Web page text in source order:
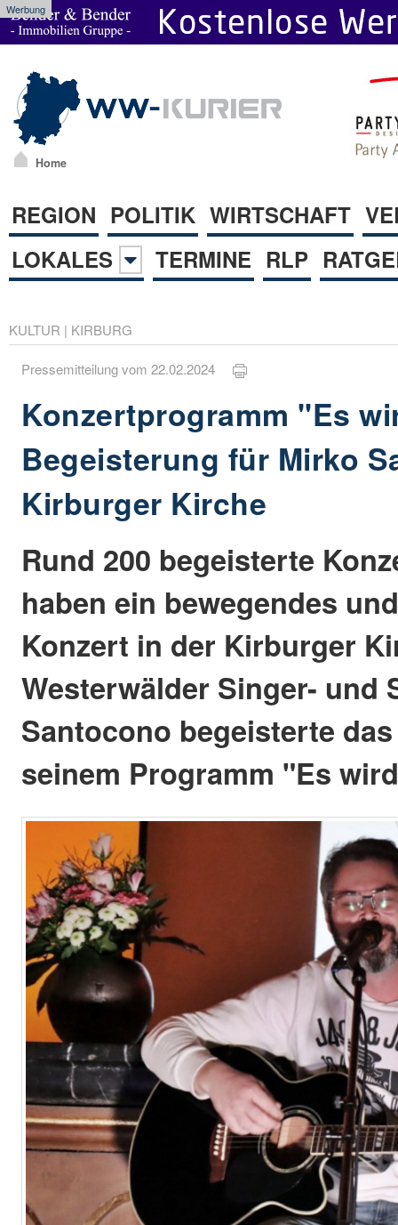
Werbung
Home
REGION POLITIK WIRTSCHAFT
LOKALES
TERMINE RLP
KULTUR | KIRBURG
Pressemitteilung vom 22.02.2024
Konzertprogramm "Es
Begeisterung für Mirko
Kirburger Kirche
Rund 200 begeisterte
haben ein bewegendes
Konzert in der Kirburger
Westerwälder Singer- und
Santocono begeisterte
seinem Programm "Es